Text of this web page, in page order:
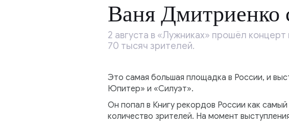
Ваня Дмитриенко
2 августа в «Лужниках» прошёл
70 тысяч зрителей.
Это самая большая площадка в России, и
Юпитер» и «Силуэт».
Он попал в Книгу рекордов России как
количество зрителей. На момент